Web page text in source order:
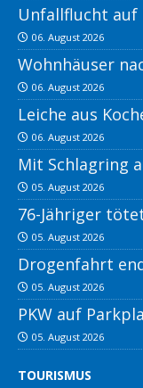
Unfallflucht
06. August 2026
Wohnhäuser
06. August 2026
Leiche aus
06. August 2026
Mit Schlagring
05. August 2026
76-Jähriger
05. August 2026
Drogenfahrt
05. August 2026
PKW auf
05. August 2026
TOURISMUS